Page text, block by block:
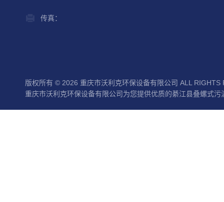
传真：
版权所有 © 2026 重庆市沃利克环保设备有限公司 ALL RIGHTS
重庆市沃利克环保设备有限公司为您提供优质的綦江县叠螺式